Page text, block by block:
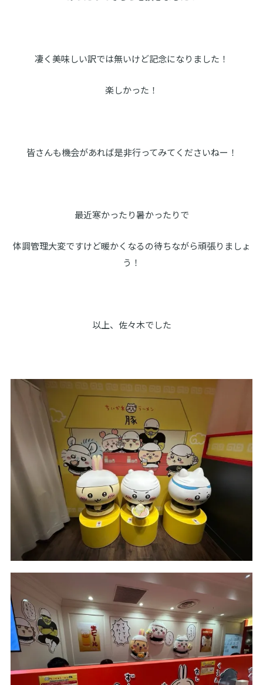
凄く美味しい訳では無いけど記念になりました！
楽しかった！
皆さんも機会があれば是非行ってみてくださいねー！
最近寒かったり暑かったりで
体調管理大変ですけど暖かくなるの待ちながら頑張りましょ
う！
以上、佐々木でした